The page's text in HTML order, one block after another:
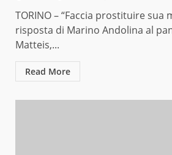
TORINO – “Faccia prostituire sua
risposta di Marino Andolina al
Matteis,...
Read More